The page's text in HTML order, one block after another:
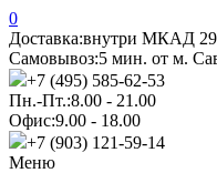
0
Доставка:внутри МКАД
Самовывоз:5 мин. от м.
+7 (495) 585-62-53
Пн.-Пт.:8.00 - 21.00
Офис:9.00 - 18.00
+7 (903) 121-59-14
Меню